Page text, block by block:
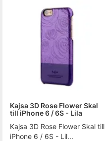
Kajsa 3D Rose Flower Skal
till iPhone 6 / 6S - Lila
Kajsa 3D Rose Flower Skal till
iPhone 6 / 6S - Lil...